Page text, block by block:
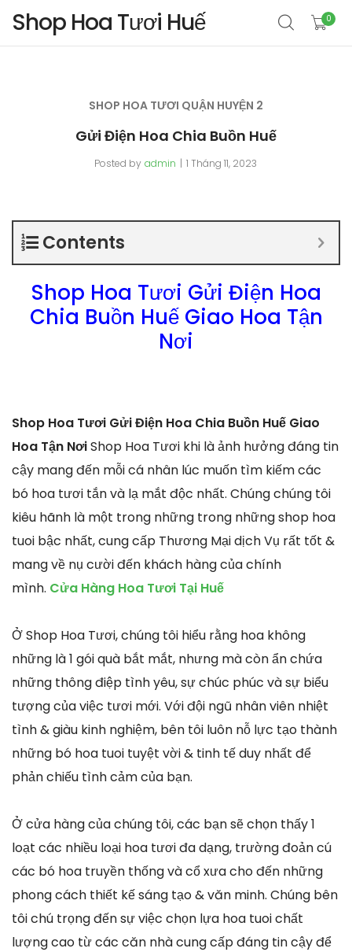
Shop Hoa Tươi Huế 0
SHOP HOA TƯƠI QUẬN HUYỆN 2
Gửi Điện Hoa Chia Buồn Huế
Posted by admin 1 Tháng 11, 2023
Contents
Shop Hoa Tươi Gửi Điện Hoa
Chia Buồn Huế Giao Hoa Tận
Nơi
Shop Hoa Tươi Gửi Điện Hoa Chia Buồn Huế Giao
Hoa Tận NơiShop Hoa Tươi khi là ảnh hưởng đáng tin
cậy mang đến mỗi cá nhân lúc muốn tìm kiếm các
bó hoa tươi tắn và lạ mắt độc nhất. Chúng chúng tôi
kiêu hãnh là một trong những trong những shop hoa
tuoi bậc nhất, cung cấp Thương Mại dịch Vụ rất tốt &
mang về nụ cười đến khách hàng của chính
mình. Cửa Hàng Hoa Tươi Tại Huế
Ở Shop Hoa Tươi, chúng tôi hiểu rằng hoa không
những là 1 gói quà bắt mắt, nhưng mà còn ẩn chứa
những thông điệp tình yêu, sự chúc phúc và sự biểu
tượng của việc tươi mới. Với đội ngũ nhân viên nhiệt
tình & giàu kinh nghiệm, bên tôi luôn nỗ lực tạo thành
những bó hoa tuoi tuyệt vời & tinh tế duy nhất để
phản chiếu tình cảm của bạn.
Ở cửa hàng của chúng tôi, các bạn sẽ chọn thấy 1
loạt các nhiều loại hoa tươi đa dạng, trường đoản cú
các bó hoa truyền thống và cổ xưa cho đến những
phong cách thiết kế sáng tạo & văn minh. Chúng bên
tôi chú trọng đến sự việc chọn lựa hoa tuoi chất
lượng cao từ các căn nhà cung cấp đáng tin cậy để